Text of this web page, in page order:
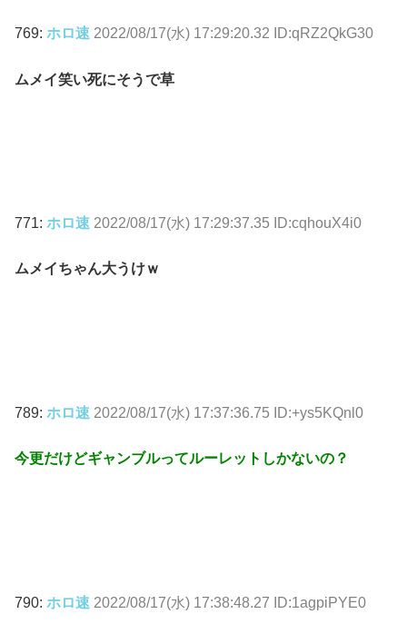
769: ホロ速 2022/08/17(水) 17:29:20.32 ID:qRZ2QkG30
ムメイ笑い死にそうで草
771: ホロ速 2022/08/17(水) 17:29:37.35 ID:cqhouX4i0
ムメイちゃん大うけｗ
789: ホロ速 2022/08/17(水) 17:37:36.75 ID:+ys5KQnl0
今更だけどギャンブルってルーレットしかないの？
790: ホロ速 2022/08/17(水) 17:38:48.27 ID:1agpiPYE0